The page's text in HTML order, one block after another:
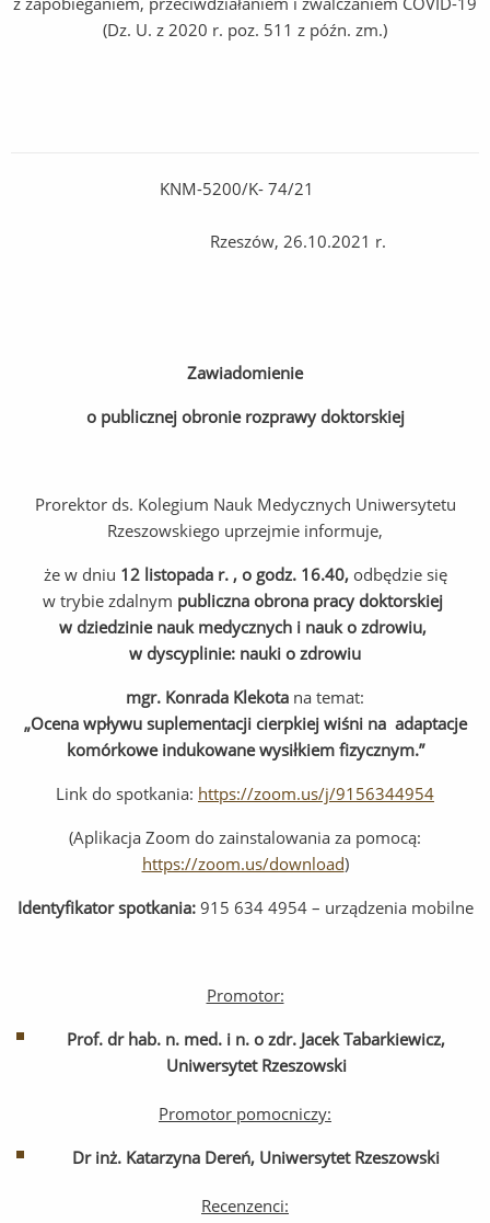
(Dz. U. z 2020 r. poz. 511 z późn. zm.)
KNM-5200/K- 74/21
Rzeszów, 26.10.2021 r.
Zawiadomienie
o publicznej obronie rozprawy doktorskiej
Prorektor ds. Kolegium Nauk Medycznych Uniwersytetu
Rzeszowskiego uprzejmie informuje,
że w dniu 12 listopada r. , o godz. 16.40,odbędzie się
w trybie zdalnym publiczna obrona pracy doktorskiej
w dziedzinie nauk medycznych i nauk o zdrowiu,
w dyscyplinie: nauki o zdrowiu
mgr. Konrada Klekota na temat:
„Ocena wpływu suplementacji cierpkiej wiśni na adaptacje
komórkowe indukowane wysiłkiem fizycznym.”
Link do spotkania: https://zoom.us/j/9156344954
(Aplikacja Zoom do zainstalowania za pomocą:
https://zoom.us/download)
Identyfikator spotkania:915 634 4954 – urządzenia mobilne
Promotor:
Prof. dr hab. n. med. i n. o zdr. Jacek Tabarkiewicz,
Uniwersytet Rzeszowski
Promotor pomocniczy:
Dr inż. Katarzyna Dereń, Uniwersytet Rzeszowski
Recenzenci: